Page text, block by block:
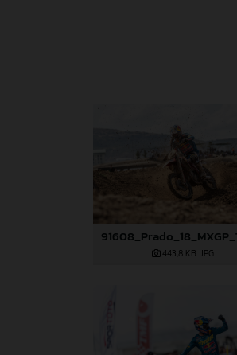
443,8 KB .JPG